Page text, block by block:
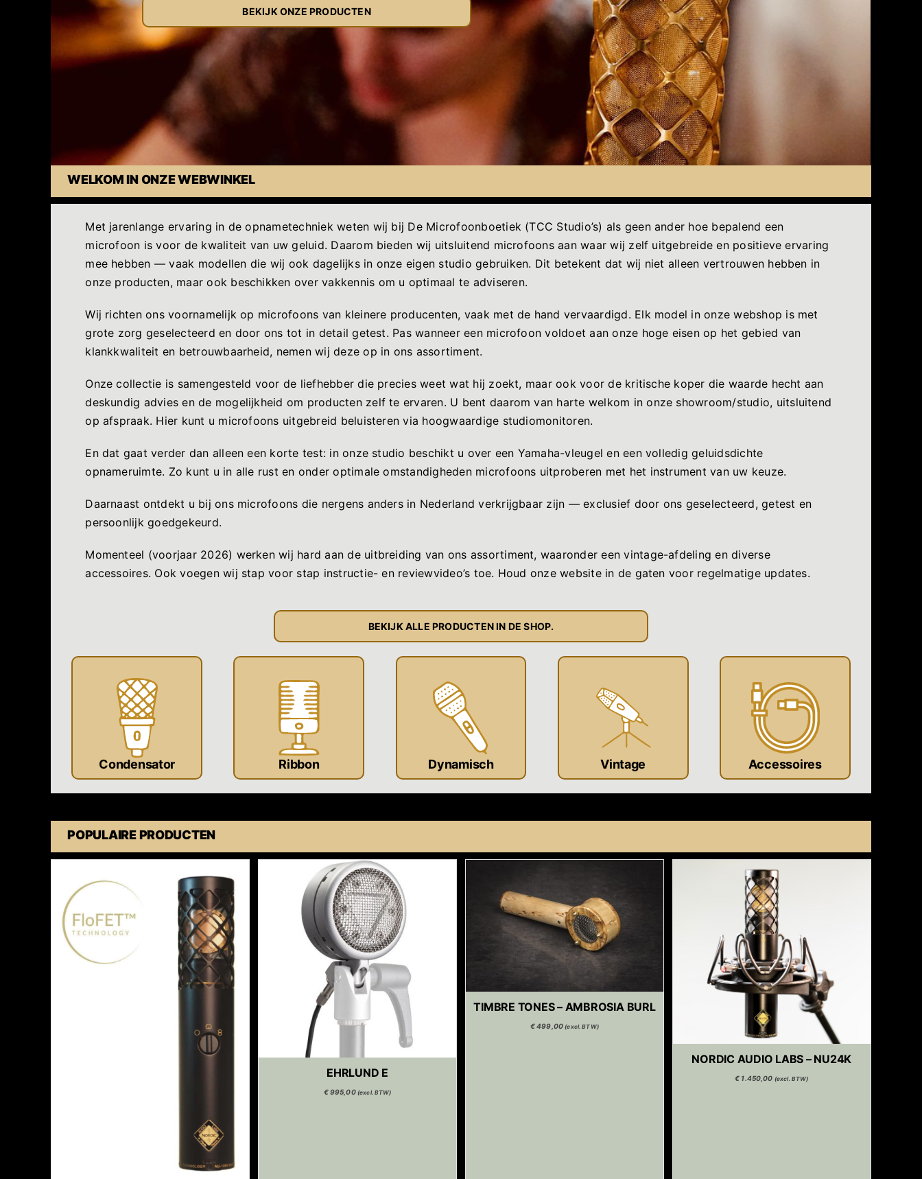
BEKIJK ONZE PRODUCTEN
WELKOM IN ONZE WEBWINKEL
Met jarenlange ervaring in de opnametechniek weten wij bij De Microfoonboetiek (TCC Studio’s) als geen ander hoe bepalend een
microfoon is voor de kwaliteit van uw geluid. Daarom bieden wij uitsluitend microfoons aan waar wij zelf uitgebreide en positieve ervaring
mee hebben — vaak modellen die wij ook dagelijks in onze eigen studio gebruiken. Dit betekent dat wij niet alleen vertrouwen hebben in
onze producten, maar ook beschikken over vakkennis om u optimaal te adviseren.
Wij richten ons voornamelijk op microfoons van kleinere producenten, vaak met de hand vervaardigd. Elk model in onze webshop is met
grote zorg geselecteerd en door ons tot in detail getest. Pas wanneer een microfoon voldoet aan onze hoge eisen op het gebied van
klankkwaliteit en betrouwbaarheid, nemen wij deze op in ons assortiment.
Onze collectie is samengesteld voor de liefhebber die precies weet wat hij zoekt, maar ook voor de kritische koper die waarde hecht aan
deskundig advies en de mogelijkheid om producten zelf te ervaren. U bent daarom van harte welkom in onze showroom/studio, uitsluitend
op afspraak. Hier kunt u microfoons uitgebreid beluisteren via hoogwaardige studiomonitoren.
En dat gaat verder dan alleen een korte test: in onze studio beschikt u over een Yamaha-vleugel en een volledig geluidsdichte
opnameruimte. Zo kunt u in alle rust en onder optimale omstandigheden microfoons uitproberen met het instrument van uw keuze.
Daarnaast ontdekt u bij ons microfoons die nergens anders in Nederland verkrijgbaar zijn — exclusief door ons geselecteerd, getest en
persoonlijk goedgekeurd.
Momenteel (voorjaar 2026) werken wij hard aan de uitbreiding van ons assortiment, waaronder een vintage-afdeling en diverse
accessoires. Ook voegen wij stap voor stap instructie- en reviewvideo’s toe. Houd onze website in de gaten voor regelmatige updates.
BEKIJK ALLE PRODUCTEN IN DE SHOP.
Condensator Ribbon Dynamisch Vintage Accessoires
POPULAIRE PRODUCTEN
EHRLUND E
€995,00 (excl. BTW)
TIMBRE TONES – AMBROSIA BURL
€499,00 (excl. BTW)
NORDIC AUDIO LABS – NU24K
€ 1.450,00 (excl. BTW)